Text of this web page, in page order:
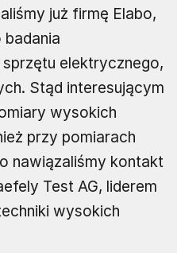
już firmę Elabo,
elektrycznego,
Stąd interesującym
wysokich
przy pomiarach
nawiązaliśmy kontakt
Test AG, liderem
wysokich